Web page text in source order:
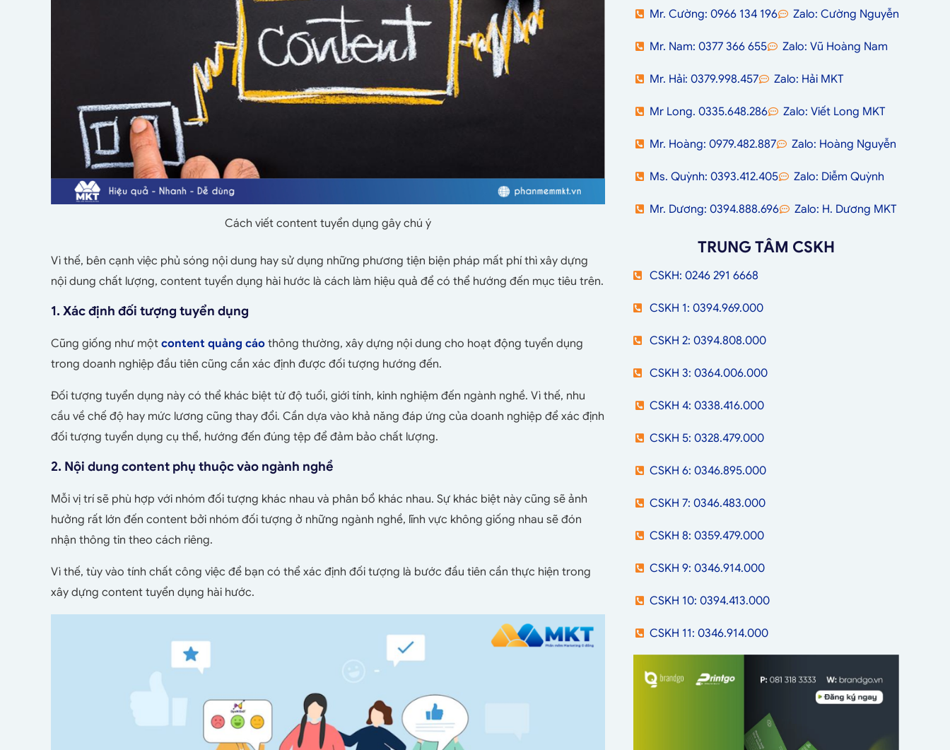
Cách viết content tuyển dụng gây chú ý
Vì thế, bên cạnh việc phủ sóng nội dung hay sử dụng những phương tiện biện pháp mất phí thì xây dựng
nội dung chất lượng, content tuyển dụng hài hước là cách làm hiệu quả để có thể hướng đến mục tiêu trên.
1. Xác định đối tượng tuyển dụng
Cũng giống như một content quảng cáo thông thường, xây dựng nội dung cho hoạt động tuyển dụng
trong doanh nghiệp đầu tiên cũng cần xác định được đối tượng hướng đến.
Đối tượng tuyển dụng này có thể khác biệt từ độ tuổi, giới tính, kinh nghiệm đến ngành nghề. Vì thế, nhu
cầu về chế độ hay mức lương cũng thay đổi. Cần dựa vào khả năng đáp ứng của doanh nghiệp để xác định
đối tượng tuyển dụng cụ thể, hướng đến đúng tệp để đảm bảo chất lượng.
2. Nội dung content phụ thuộc vào ngành nghề
Mỗi vị trí sẽ phù hợp với nhóm đối tượng khác nhau và phân bổ khác nhau. Sự khác biệt này cũng sẽ ảnh
hưởng rất lớn đến content bởi nhóm đối tượng ở những ngành nghề, lĩnh vực không giống nhau sẽ đón
nhận thông tin theo cách riêng.
Vì thế, tùy vào tính chất công việc để bạn có thể xác định đối tượng là bước đầu tiên cần thực hiện trong
xây dựng content tuyển dụng hài hước.
Mr. Cường: 0966 134 196 Zalo: Cường Nguyễn
Mr. Nam: 0377 366 655 Zalo: Vũ Hoàng Nam
Mr. Hải: 0379.998.457 Zalo: Hải MKT
Mr Long. 0335.648.286 Zalo: Viết Long MKT
Mr. Hoàng: 0979.482.887 Zalo: Hoàng Nguyễn
Ms. Quỳnh: 0393.412.405 Zalo: Diễm Quỳnh
Mr. Dương: 0394.888.696 Zalo: H. Dương MKT
TRUNG TÂM CSKH
CSKH: 0246 291 6668
CSKH 1: 0394.969.000
CSKH 2: 0394.808.000
CSKH 3: 0364.006.000
CSKH 4: 0338.416.000
CSKH 5: 0328.479.000
CSKH 6: 0346.895.000
CSKH 7: 0346.483.000
CSKH 8: 0359.479.000
CSKH 9: 0346.914.000
CSKH 10: 0394.413.000
CSKH 11: 0346.914.000